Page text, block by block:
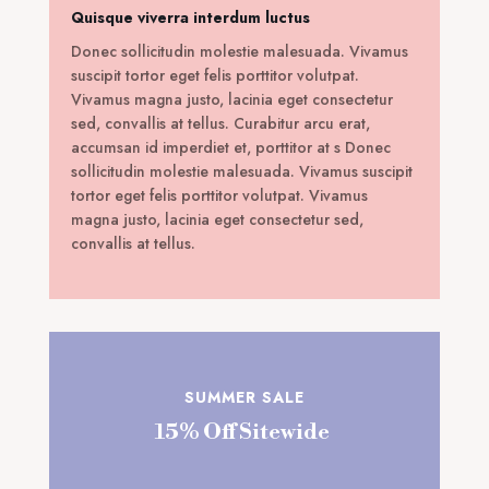
Quisque viverra interdum luctus
Donec sollicitudin molestie malesuada. Vivamus
suscipit tortor eget felis porttitor volutpat.
Vivamus magna justo, lacinia eget consectetur
sed, convallis at tellus. Curabitur arcu erat,
accumsan id imperdiet et, porttitor at s Donec
sollicitudin molestie malesuada. Vivamus suscipit
tortor eget felis porttitor volutpat. Vivamus
magna justo, lacinia eget consectetur sed,
convallis at tellus.
SUMMER SALE
15% Off Sitewide